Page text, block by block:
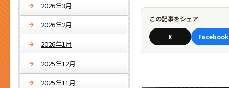
この記事をシェア
X Facebook
2026年3月
2026年2月
2026年1月
2025年12月
2025年11月